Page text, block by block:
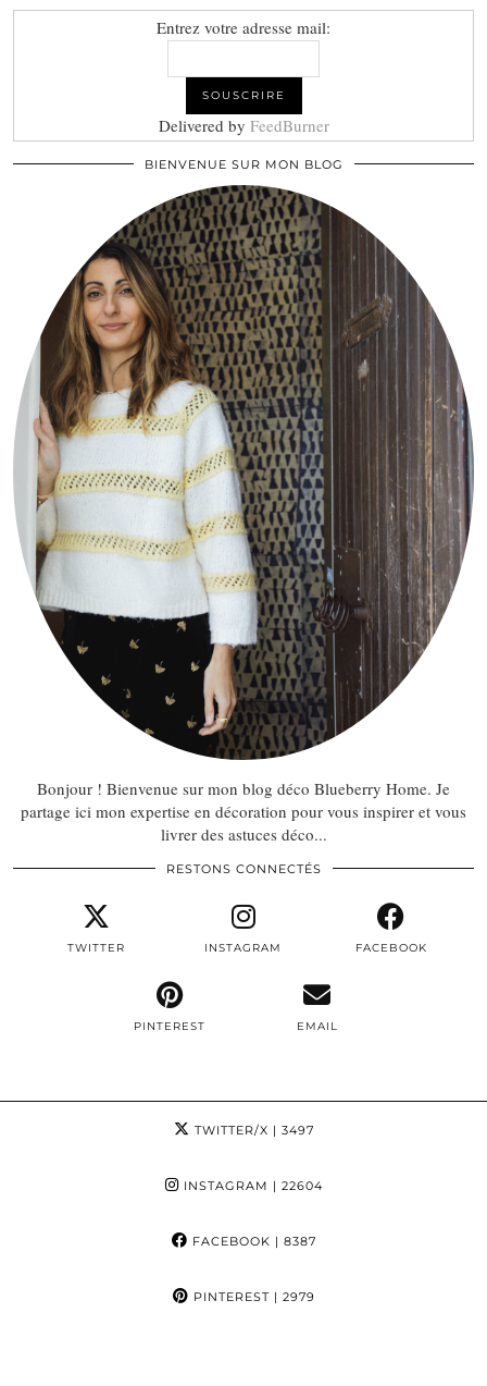
Entrez votre adresse mail:
Delivered by FeedBurner
BIENVENUE SUR MON BLOG
Bonjour ! Bienvenue sur mon blog déco Blueberry Home. Je
partage ici mon expertise en décoration pour vous inspirer et vous
livrer des astuces déco...
RESTONS CONNECTÉS
TWITTER INSTAGRAM FACEBOOK
PINTEREST EMAIL
TWITTER/X | 3497
INSTAGRAM | 22604
FACEBOOK | 8387
PINTEREST| 2979